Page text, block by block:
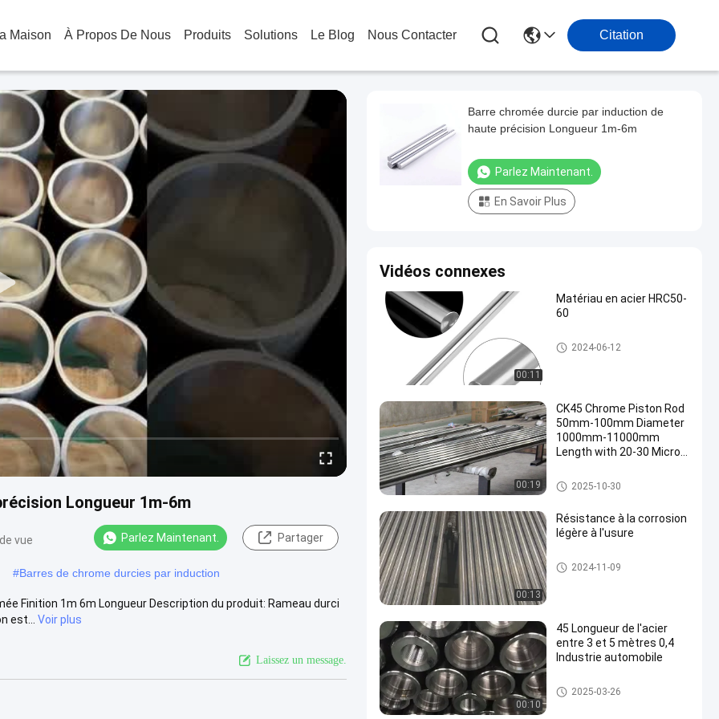
Maison À Propos De Nous Produits Solutions Le Blog Nous Contacter Citation
Longueur 1m-6m
vue Parlez Maintenant. Partager
#Barres de chrome durcies par induction
Finition 1m 6m Longueur Description du produit: Rameau durci
est...
Voir plus
Laissez un message.
Barre chromée durcie par induction de
haute précision Longueur 1m-6m
Parlez Maintenant.
En Savoir Plus
Vidéos connexes
00:11
Matériau en acier HRC50-
60
Rameau durci par induction
2024-06-12
00:19
CK45 Chrome Piston Rod
50mm-100mm Diameter
1000mm-11000mm
Length with 20-30 Micron
Tige de piston chromée
2025-10-30
00:13
Résistance à la corrosion
légère à l'usure
Barre métallique creuse
2024-11-09
00:10
45 Longueur de l'acier
entre 3 et 5 mètres 0,4
Industrie automobile
Barre à piston creuse
2025-03-26